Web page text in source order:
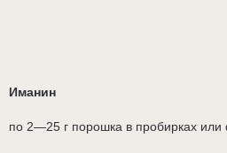
Иманин
по 2—25 г порошка в пробирках или